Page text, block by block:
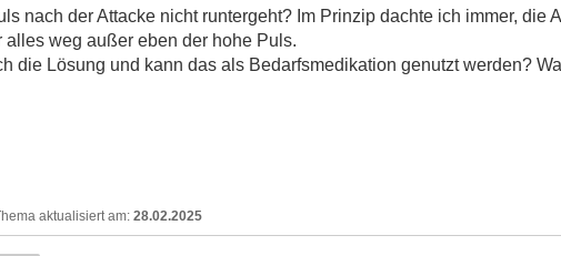
nach der Attacke nicht runtergeht? Im Prinzip dachte ich immer, die
weg außer eben der hohe Puls.
die Lösung und kann das als Bedarfsmedikation genutzt werden?
28.02.2025